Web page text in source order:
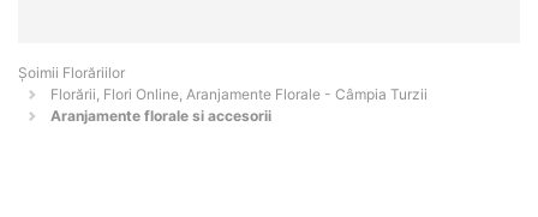
Șoimii Florăriilor
Florării, Flori Online, Aranjamente Florale - Câmpia Turzii
Aranjamente florale si accesorii